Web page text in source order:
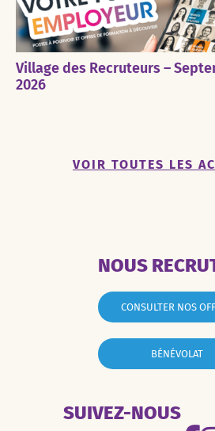
Village des Recruteurs –
2026
VOIR TOUTES LES
NOUS
CONSULTER NOS
BÉNÉVOLAT
SUIVEZ-NOUS